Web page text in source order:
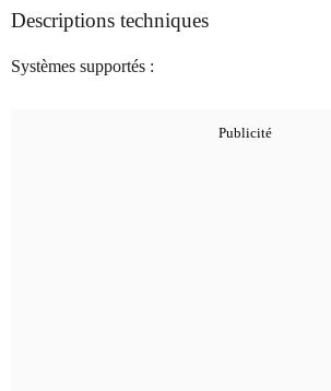
Descriptions techniques
Systèmes supportés :